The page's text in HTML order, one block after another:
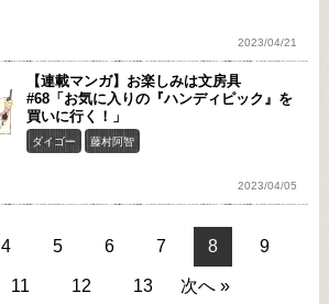
2023/04/21
【連載マンガ】お楽しみは文房具
#68「お気に入りの『ハンディピック』を
買いに行く！」
ダイゴー 藤村阿智
2023/04/05
4 5 6 7 8 9
11 12 13 次へ »